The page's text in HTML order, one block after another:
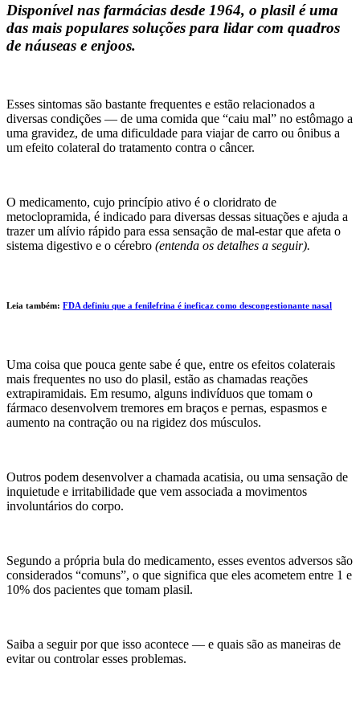
Disponível nas farmácias desde 1964, o plasil é uma
das mais populares soluções para lidar com quadros
de náuseas e enjoos.
Esses sintomas são bastante frequentes e estão relacionados a
diversas condições — de uma comida que “caiu mal” no estômago a
uma gravidez, de uma dificuldade para viajar de carro ou ônibus a
um efeito colateral do tratamento contra o câncer.
O medicamento, cujo princípio ativo é o cloridrato de
metoclopramida, é indicado para diversas dessas situações e ajuda a
trazer um alívio rápido para essa sensação de mal-estar que afeta o
sistema digestivo e o cérebro (entenda os detalhes a seguir).
Leia também: FDA definiu que a fenilefrina é ineficaz como descongestionante nasal
Uma coisa que pouca gente sabe é que, entre os efeitos colaterais
mais frequentes no uso do plasil, estão as chamadas reações
extrapiramidais. Em resumo, alguns indivíduos que tomam o
fármaco desenvolvem tremores em braços e pernas, espasmos e
aumento na contração ou na rigidez dos músculos.
Outros podem desenvolver a chamada acatisia, ou uma sensação de
inquietude e irritabilidade que vem associada a movimentos
involuntários do corpo.
Segundo a própria bula do medicamento, esses eventos adversos são
considerados “comuns”, o que significa que eles acometem entre 1 e
10% dos pacientes que tomam plasil.
Saiba a seguir por que isso acontece — e quais são as maneiras de
evitar ou controlar esses problemas.